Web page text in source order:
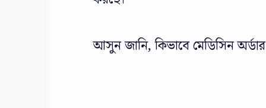
আসুন জানি, কিভাবে মেডিসিন